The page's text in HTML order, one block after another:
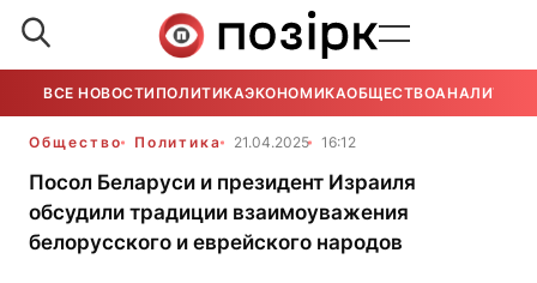
ВСЕ НОВОСТИ ПОЛИТИКАЭКОНОМИКАОБЩЕСТВОАНАЛИТИКА
Общество Политика 21.04.2025 16:12
Посол Беларуси и президент Израиля
обсудили традиции взаимоуважения
белорусского и еврейского народов